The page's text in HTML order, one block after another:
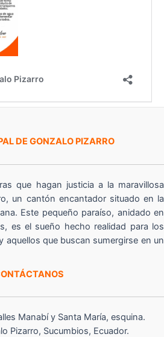
DE GONZALO PIZARRO
que hagan justicia a la maravillosa
un cantón encantador situado en la
Este pequeño paraíso, anidado en
es el sueño hecho realidad para los
aquellos que buscan sumergirse en un
Manabí y Santa María, esquina.
Pizarro, Sucumbios, Ecuador.